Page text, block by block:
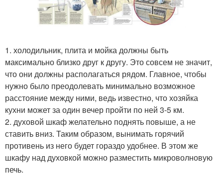
1. холодильник, плита и мойка должны быть
максимально близко друг к другу. Это совсем не значит,
что они должны располагаться рядом. Главное, чтобы
нужно было преодолевать минимально возможное
расстояние между ними, ведь известно, что хозяйка
кухни может за один вечер пройти по ней 3-5 км.
2. духовой шкаф желательно поднять повыше, а не
ставить вниз. Таким образом, вынимать горячий
противень из него будет гораздо удобнее. В этом же
шкафу над духовкой можно разместить микроволновую
печь.